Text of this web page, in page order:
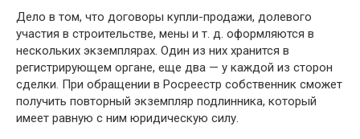
Дело в том, что договоры купли-продажи, долевого
участия в строительстве, мены и т. д. оформляются в
нескольких экземплярах. Один из них хранится в
регистрирующем органе, еще два — у каждой из сторон
сделки. При обращении в Росреестр собственник сможет
получить повторный экземпляр подлинника, который
имеет равную с ним юридическую силу.